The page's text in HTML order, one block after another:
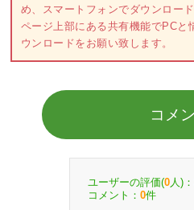
め、スマートフォンでダウンロー
ページ上部にある共有機能でPCと
ウンロードをお願い致します。
コメ
ユーザーの評価(0 人)：
コメント： 0件